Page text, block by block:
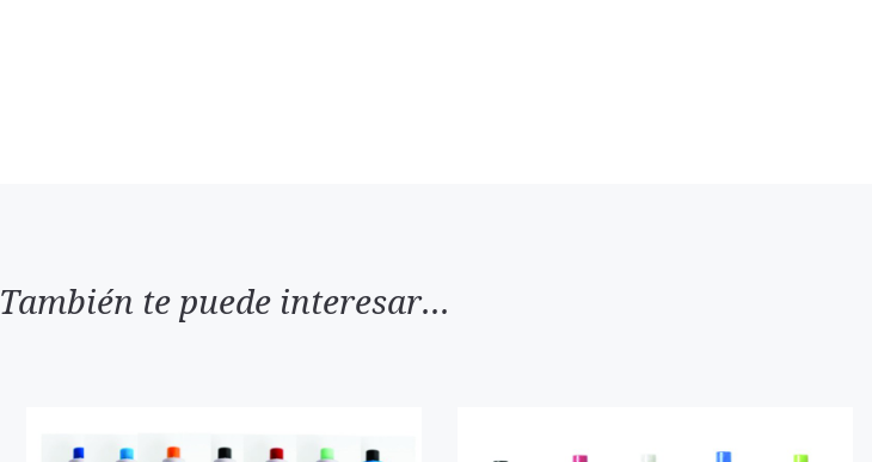
También te puede interesar...